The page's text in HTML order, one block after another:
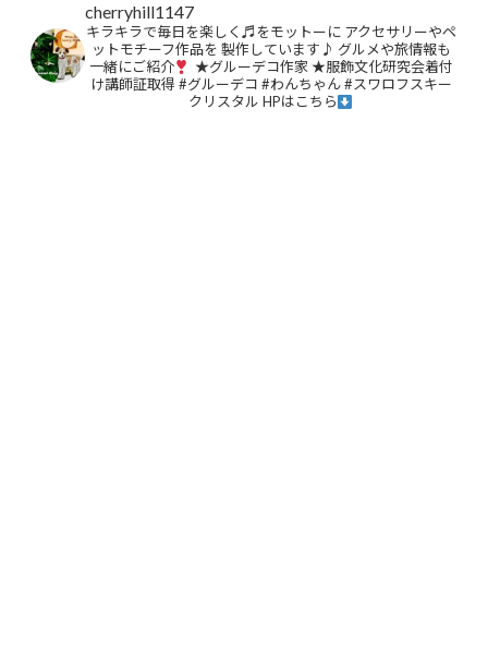
cherryhill1147
キラキラで毎日を楽しく♬をモットーに アクセサリーやペ
ットモチーフ作品を 製作しています♪ グルメや旅情報も
一緒にご紹介
★グルーデコ作家★服飾文化研究会着付
け講師証取得 #グルーデコ #わんちゃん#スワロフスキー
クリスタル HPはこちら